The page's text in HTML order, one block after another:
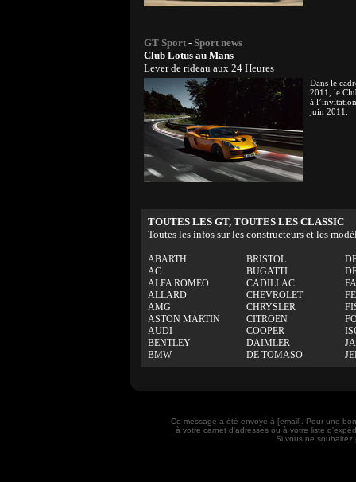
GT Sport - Sport news
Club Lotus au Mans
Lever de rideau aux 24 Heures
Dans le
2011, le
à
juin 2011.
TOUTES LES GT, TOUTES LES CLASSIC
Toutes les infos sur les constructeurs et les
ABARTH
AC
ALFA ROMEO
ALLARD
AMG
ASTON MARTIN
AUDI
BENTLEY
BMW
BRISTOL
BUGATTI
CADILLAC
CHEVROLET
CHRYSLER
CITROEN
COOPER
DAIMLER
DE TOMASO
Ce message a été envoyé à [email]. Pour une
à votre carnet d'adresses ou à votre liste
Si vous ne souhaitez